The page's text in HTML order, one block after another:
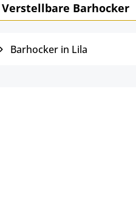
Verstellbare Barhocker
Barhocker in Lila